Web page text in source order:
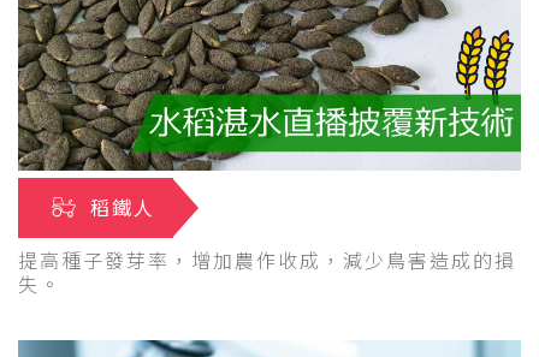
稻鐵人
提高種子發芽率，增加農作收成，減少鳥害造成的損
失。